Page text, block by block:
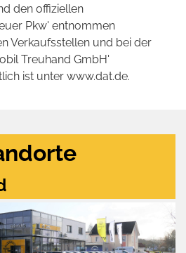
den offiziellen
Pkw' entnommen
Verkaufsstellen und bei der
Treuhand GmbH'
ist unter www.dat.de.